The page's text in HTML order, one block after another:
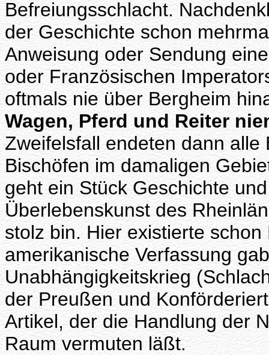
Befreiungsschlacht.
der Geschichte schon
Anweisung oder Sendung
oder Französischen
oftmals nie über Bergheim
Wagen, Pferd und Reiter
Zweifelsfall endeten dann
Bischöfen im damaligen
geht ein Stück Geschichte
Überlebenskunst des
stolz bin. Hier existierte
amerikanische Verfassung
Unabhängigkeitskrieg
der Preußen und
Artikel, der die Handlung der
Raum vermuten läßt.